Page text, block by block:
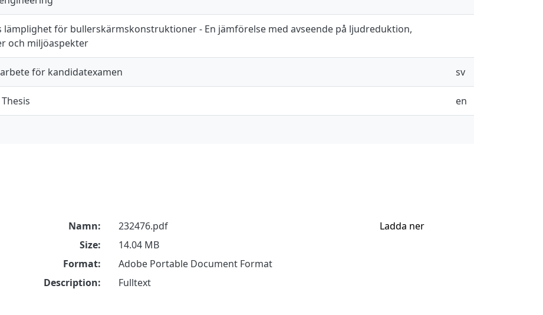
lämplighet för bullerskärmskonstruktioner - En jämförelse med avseende på ljudreduktion,
och miljöaspekter
för kandidatexamen sv
en
Namn:
232476.pdf
Size:
14.04 MB
Format:
Adobe Portable Document Format
Description:
Fulltext
Ladda ner